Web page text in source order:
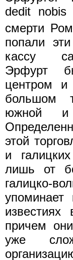
dedit nobis
смерти
попали
кассу
Эрфурт
центром и
большом
южной и
этой
и
лишь от
галицко-
причем
уже